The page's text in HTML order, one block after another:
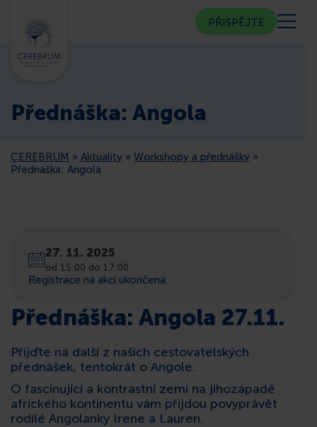
PORADNA
ČLENSTVÍ
PŘISPĚJTE
Přednáška: Angola
CEREBRUM » Aktuality » Workshopy a přednášky »
Přednáška: Angola
27. 11. 2025
od 15:00 do 17:00
Registrace na akci ukončena.
Přednáška: Angola 27.11.
Přijďte na další z našich cestovatelských
přednášek, tentokrát o Angole.
O fascinující a kontrastní zemi na jihozápadě
afrického kontinentu vám přijdou povyprávět
rodilé Angolanky Irene a Lauren.